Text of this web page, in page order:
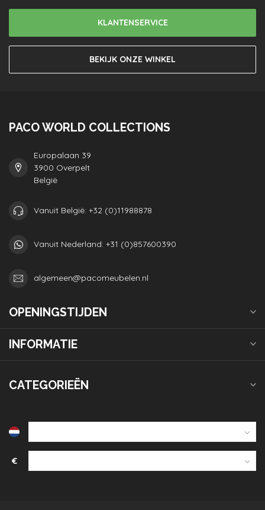
KLANTENSERVICE
BEKIJK ONZE WINKEL
PACO WORLD COLLECTIONS
Europalaan 39
3900 Overpelt
België
Vanuit België: +32 (0)11988878
Vanuit Nederland: +31 (0)857600390
algemeen@pacomeubelen.nl
OPENINGSTIJDEN
INFORMATIE
CATEGORIEËN
€